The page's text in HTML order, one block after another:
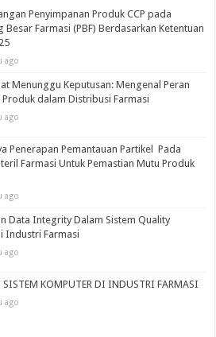
Penyimpanan Produk CCP pada
Besar Farmasi (PBF) Berdasarkan Ketentuan
ago
Menunggu Keputusan: Mengenal Peran
Produk dalam Distribusi Farmasi
ago
Penerapan Pemantauan Partikel Pada
Farmasi Untuk Pemastian Mutu Produk
ago
Data Integrity Dalam Sistem Quality
Industri Farmasi
ago
KOMPUTER DI INDUSTRI FARMASI
ago